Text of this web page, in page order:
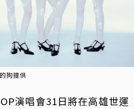
狗提供
演唱會31日將在高雄世運